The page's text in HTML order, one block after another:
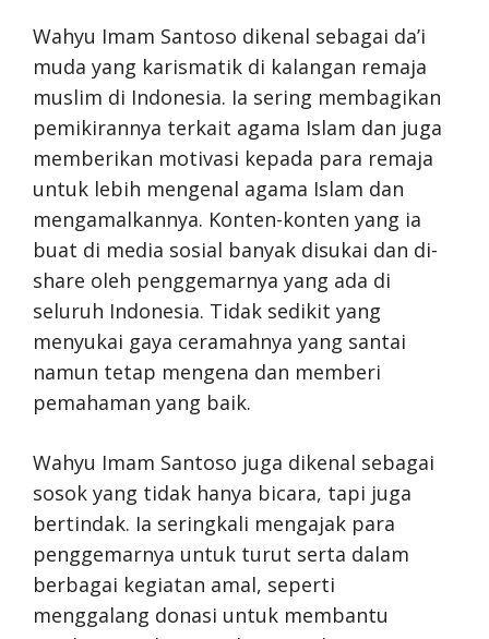
Wahyu Imam Santoso dikenal sebagai da’i
muda yang karismatik di kalangan remaja
muslim di Indonesia. Ia sering membagikan
pemikirannya terkait agama Islam dan juga
memberikan motivasi kepada para remaja
untuk lebih mengenal agama Islam dan
mengamalkannya. Konten-konten yang ia
buat di media sosial banyak disukai dan di-
share oleh penggemarnya yang ada di
seluruh Indonesia. Tidak sedikit yang
menyukai gaya ceramahnya yang santai
namun tetap mengena dan memberi
pemahaman yang baik.
Wahyu Imam Santoso juga dikenal sebagai
sosok yang tidak hanya bicara, tapi juga
bertindak. Ia seringkali mengajak para
penggemarnya untuk turut serta dalam
berbagai kegiatan amal, seperti
menggalang donasi untuk membantu